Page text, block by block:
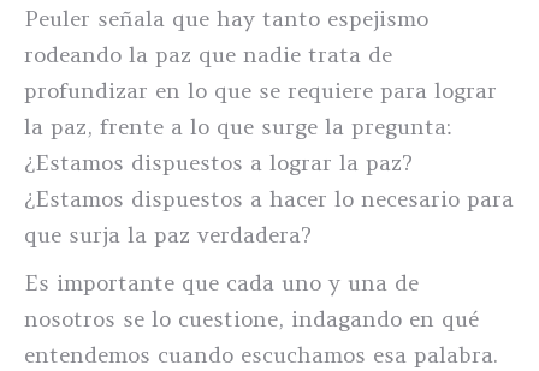
Peuler señala que hay tanto espejismo
rodeando la paz que nadie trata de
profundizar en lo que se requiere para lograr
la paz, frente a lo que surge la pregunta:
¿Estamos dispuestos a lograr la paz?
¿Estamos dispuestos a hacer lo necesario para
que surja la paz verdadera?
Es importante que cada uno y una de
nosotros se lo cuestione, indagando en qué
entendemos cuando escuchamos esa palabra.